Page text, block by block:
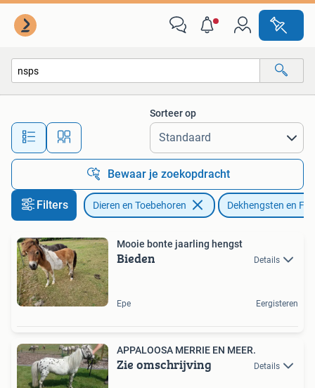
Alle afstanden…
Sorteer op
Bewaar je zoekopdracht
Filters Dieren en Toebehoren Dekhengsten en
Mooie bonte jaarling hengst
Bieden Details
Epe Eergisteren
APPALOOSA MERRIE EN MEER.
Zie omschrijving Details